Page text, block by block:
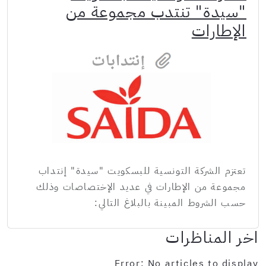
"سيدة" تنتدب مجموعة من
الإطارات
تعتزم الشركة التونسية للبسكويت "سيدة" إنتداب
مجموعة من الإطارات في عديد الإختصاصات وذلك
حسب الشروط المبينة بالبلاغ التالي:
اخر المناظرات